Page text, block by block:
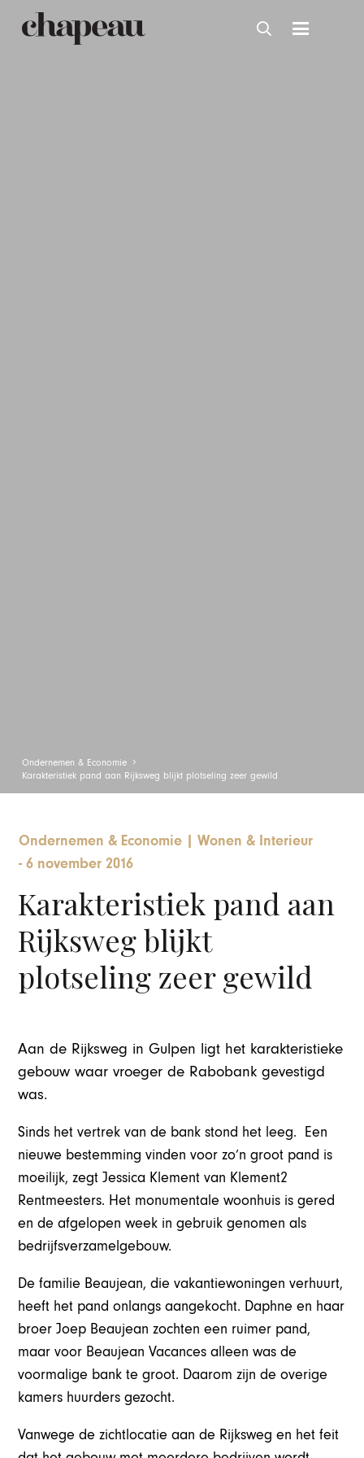
Ondernemen & Economie
Karakteristiek pand aan Rijksweg blijkt plotseling zeer gewild
Ondernemen & Economie
Wonen & Interieur
-6 november 2016
Karakteristiek pand aan
Rijksweg blijkt
plotseling zeer gewild
Aan de Rijksweg in Gulpen ligt het karakteristieke
gebouw waar vroeger de Rabobank gevestigd
was.
Sinds het vertrek van de bank stond het leeg. Een
nieuwe bestemming vinden voor zo’n groot pand is
moeilijk, zegt Jessica Klement van Klement2
Rentmeesters. Het monumentale woonhuis is gered
en de afgelopen week in gebruik genomen als
bedrijfsverzamelgebouw.
De familie Beaujean, die vakantiewoningen verhuurt,
heeft het pand onlangs aangekocht. Daphne en haar
broer Joep Beaujean zochten een ruimer pand,
maar voor Beaujean Vacances alleen was de
voormalige bank te groot. Daarom zijn de overige
kamers huurders gezocht.
Vanwege de zichtlocatie aan de Rijksweg en het feit